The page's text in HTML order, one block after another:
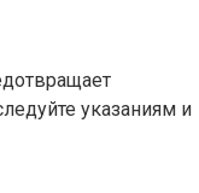
указаниям и